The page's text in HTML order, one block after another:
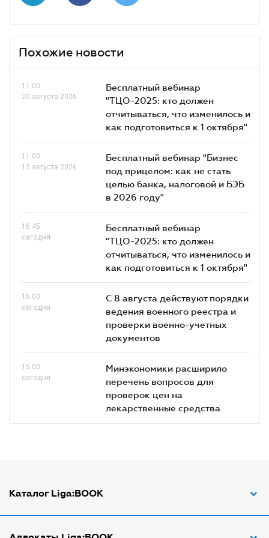
Похожие новости
11.00
20 августа 2026
Бесплатный вебинар
"ТЦО-2025: кто должен
отчитываться, что изменилось и
как подготовиться к 1 октября"
11.00
12 августа 2026
Бесплатный вебинар "Бизнес
под прицелом: как не стать
целью банка, налоговой и БЭБ
в 2026 году"
16.45
сегодня
Бесплатный вебинар
"ТЦО-2025: кто должен
отчитываться, что изменилось и
как подготовиться к 1 октября"
16.00
сегодня
С 8 августа действуют порядки
ведения военного реестра и
проверки военно-учетных
документов
15.00
сегодня
Минэкономики расширило
перечень вопросов для
проверок цен на
лекарственные средства
Каталог Liga:BOOK